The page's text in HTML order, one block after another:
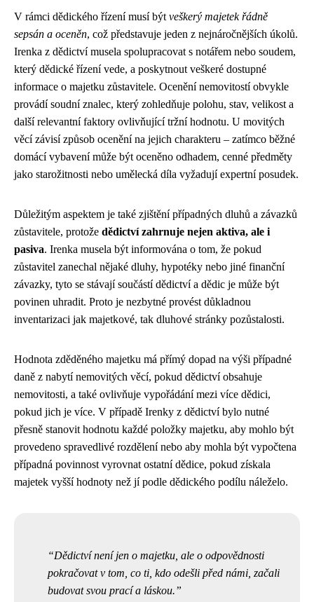
V rámci dědického řízení musí být veškerý majetek řádně
sepsán a oceněn, což představuje jeden z nejnáročnějších úkolů.
Irenka z dědictví musela spolupracovat s notářem nebo soudem,
který dědické řízení vede, a poskytnout veškeré dostupné
informace o majetku zůstavitele. Ocenění nemovitostí obvykle
provádí soudní znalec, který zohledňuje polohu, stav, velikost a
další relevantní faktory ovlivňující tržní hodnotu. U movitých
věcí závisí způsob ocenění na jejich charakteru – zatímco běžné
domácí vybavení může být oceněno odhadem, cenné předměty
jako starožitnosti nebo umělecká díla vyžadují expertní posudek.
Důležitým aspektem je také zjištění případných dluhů a závazků
zůstavitele, protože dědictví zahrnuje nejen aktiva, ale i
pasiva. Irenka musela být informována o tom, že pokud
zůstavitel zanechal nějaké dluhy, hypotéky nebo jiné finanční
závazky, tyto se stávají součástí dědictví a dědic je může být
povinen uhradit. Proto je nezbytné provést důkladnou
inventarizaci jak majetkové, tak dluhové stránky pozůstalosti.
Hodnota zděděného majetku má přímý dopad na výši případné
daně z nabytí nemovitých věcí, pokud dědictví obsahuje
nemovitosti, a také ovlivňuje vypořádání mezi více dědici,
pokud jich je více. V případě Irenky z dědictví bylo nutné
přesně stanovit hodnotu každé položky majetku, aby mohlo být
provedeno spravedlivé rozdělení nebo aby mohla být vypočtena
případná povinnost vyrovnat ostatní dědice, pokud získala
majetek vyšší hodnoty než jí podle dědického podílu náleželo.
Dědictví není jen o majetku, ale o odpovědnosti
pokračovat v tom, co ti, kdo odešli před námi, začali
budovat svou prací a láskou.